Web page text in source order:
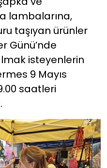
lambalarına,
taşıyan ürünler
Günü’nde
isteyenlerin
9 Mayıs
saatleri